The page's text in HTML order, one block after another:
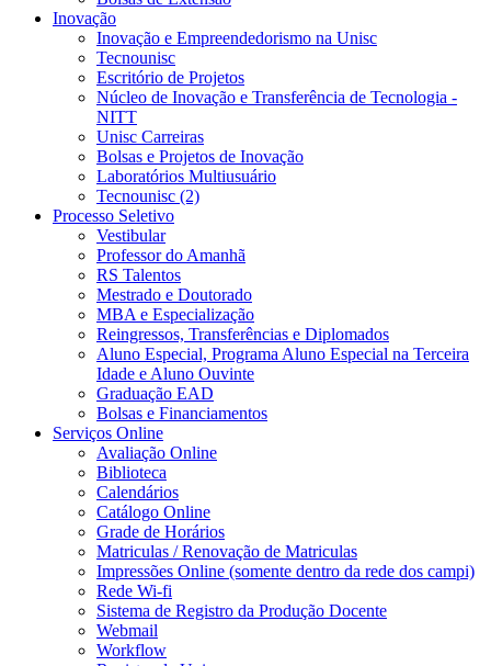
Inovação
Inovação e Empreendedorismo na Unisc
Tecnounisc
Escritório de Projetos
Núcleo de Inovação e Transferência de Tecnologia -
NITT
Unisc Carreiras
Bolsas e Projetos de Inovação
Laboratórios Multiusuário
Tecnounisc (2)
Processo Seletivo
Vestibular
Professor do Amanhã
RS Talentos
Mestrado e Doutorado
MBA e Especialização
Reingressos, Transferências e Diplomados
Aluno Especial, Programa Aluno Especial na Terceira
Idade e Aluno Ouvinte
Graduação EAD
Bolsas e Financiamentos
Serviços Online
Avaliação Online
Biblioteca
Calendários
Catálogo Online
Grade de Horários
Matriculas / Renovação de Matriculas
Impressões Online (somente dentro da rede dos campi)
Rede Wi-fi
Sistema de Registro da Produção Docente
Webmail
Workflow